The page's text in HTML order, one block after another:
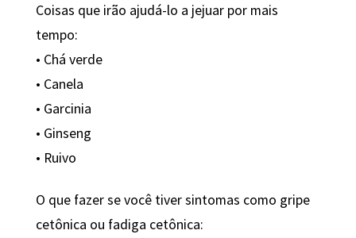
Coisas que irão ajudá-lo a jejuar por mais
tempo:
• Chá verde
• Canela
• Garcinia
• Ginseng
• Ruivo
O que fazer se você tiver sintomas como gripe
cetônica ou fadiga cetônica: